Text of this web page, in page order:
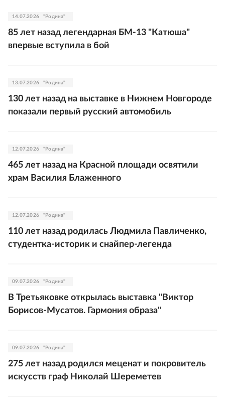
14.07.2026 "Родина"
85 лет назад легендарная БМ-13 "Катюша"
впервые вступила в бой
13.07.2026 "Родина"
130 лет назад на выставке в Нижнем Новгороде
показали первый русский автомобиль
12.07.2026 "Родина"
465 лет назад на Красной площади освятили
храм Василия Блаженного
12.07.2026 "Родина"
110 лет назад родилась Людмила Павличенко,
студентка-историк и снайпер-легенда
09.07.2026 "Родина"
В Третьяковке открылась выставка "Виктор
Борисов-Мусатов. Гармония образа"
09.07.2026 "Родина"
275 лет назад родился меценат и покровитель
искусств граф Николай Шереметев